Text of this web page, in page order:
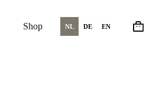
Shop NL DE EN